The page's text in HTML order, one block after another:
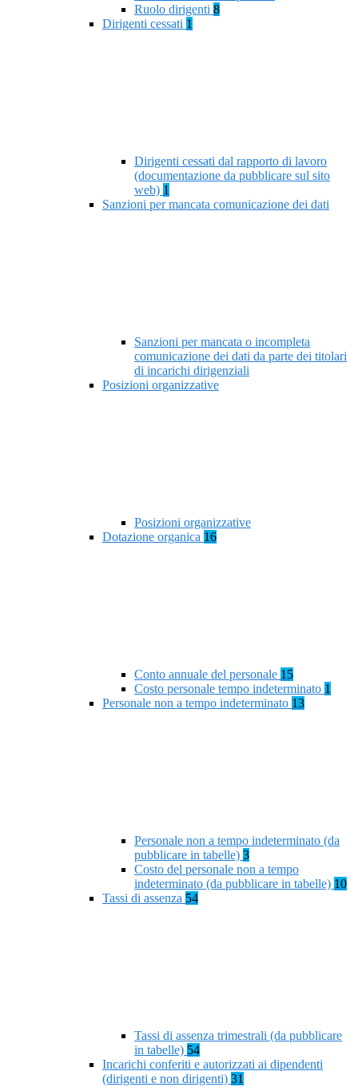
Ruolo dirigenti 8
Dirigenti cessati 1
Dirigenti cessati dal rapporto di lavoro
(documentazione da pubblicare sul sito
web) 1
Sanzioni per mancata comunicazione dei dati
Sanzioni per mancata o incompleta
comunicazione dei dati da parte dei titolari
di incarichi dirigenziali
Posizioni organizzative
Posizioni organizzative
Dotazione organica 16
Conto annuale del personale 15
Costo personale tempo indeterminato 1
Personale non a tempo indeterminato 13
Personale non a tempo indeterminato (da
pubblicare in tabelle) 3
Costo del personale non a tempo
indeterminato (da pubblicare in tabelle) 10
Tassi di assenza 54
Tassi di assenza trimestrali (da pubblicare
in tabelle) 54
Incarichi conferiti e autorizzati ai dipendenti
(dirigenti e non dirigenti) 31